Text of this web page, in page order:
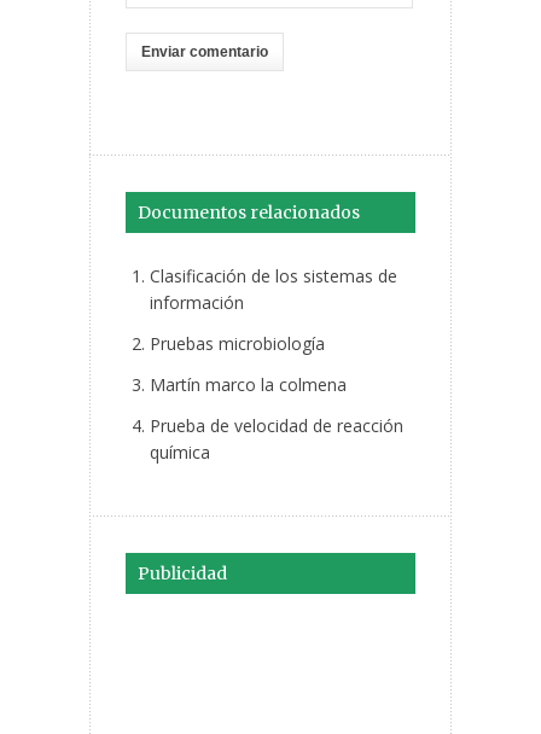
Documentos relacionados
Clasificación de los sistemas de
información
Pruebas microbiología
Martín marco la colmena
Prueba de velocidad de reacción
química
Publicidad